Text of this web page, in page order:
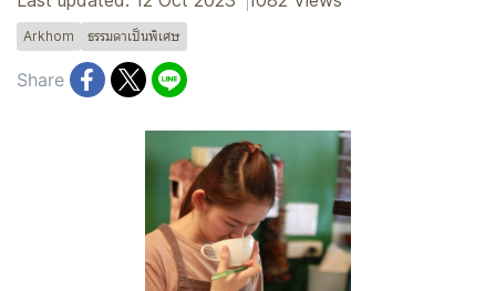
Arkhom ธรรมดาเป็นพิเศษ
Share